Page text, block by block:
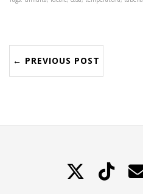
← PREVIOUS POST
TikTok